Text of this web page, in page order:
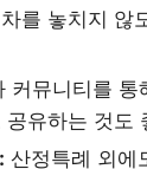
를 놓치지 않
커뮤니티를 통
공유하는 것도
산정특례 외에